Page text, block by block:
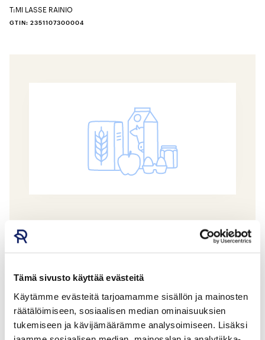
Tämä sivusto käyttää evästeitä
Käytämme evästeitä tarjoamamme sisällön ja mainosten
räätälöimiseen, sosiaalisen median ominaisuuksien
tukemiseen ja kävijämäärämme analysoimiseen. Lisäksi
T:MI LASSE RAINIO
GTIN: 2351107300004
Polven Juustola n150g viherpippuri
T:MI LASSE RAINIO
GTIN: 2351107200007